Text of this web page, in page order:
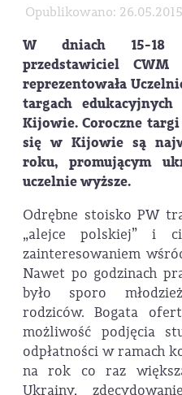
Opublikowano: 26.05.2015
W dniach 15-
przedstawiciel
reprezentowała
targach
Kijowie. Coroczne
się w Kijowie są
roku, promującym
uczelnie wyższe.
Odrębne stoisko PW
„alejce polskiej” i
zainteresowaniem
Nawet po godzinach
było sporo
rodziców. Bogata
możliwość podjęcia
odpłatności w ramach
na rok co raz
Ukrainy,